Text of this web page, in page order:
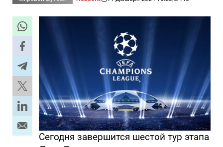
Сегодня завершится шестой тур этапа